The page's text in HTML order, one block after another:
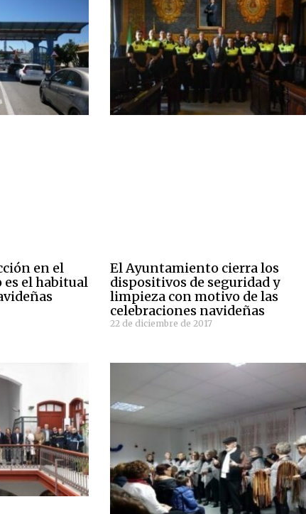
en el
el habitual
El Ayuntamiento cierra los
dispositivos de seguridad y
limpieza con motivo de las
celebraciones navideñas
22 de diciembre de 2017